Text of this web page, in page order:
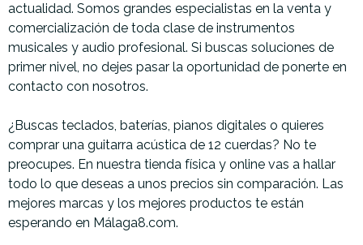
actualidad. Somos grandes especialistas en la venta y
comercialización de toda clase de instrumentos
musicales y audio profesional. Si buscas soluciones de
primer nivel, no dejes pasar la oportunidad de ponerte en
contacto con nosotros.
¿Buscas teclados, baterías, pianos digitales o quieres
comprar una guitarra acústica de 12 cuerdas? No te
preocupes. En nuestra tienda física y online vas a hallar
todo lo que deseas a unos precios sin comparación. Las
mejores marcas y los mejores productos te están
esperando en Málaga8.com.